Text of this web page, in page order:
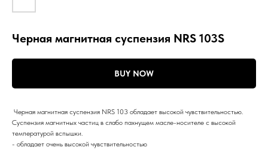
Черная магнитная суспензия NRS 103S
BUY NOW
Черная магнитная суспензия NRS 103 обладает высокой чувствительностью.
Суспензия магнитных частиц в слабо пахнущем масле-носителе с высокой
температурой вспышки.
- обладает очень высокой чувствительностью